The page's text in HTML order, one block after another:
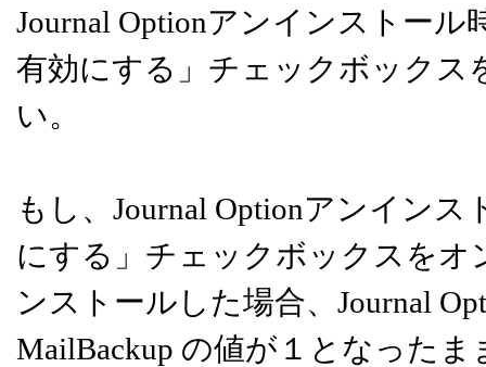
Journal Optionアンインストー
有効にする」チェックボック
い。
もし、Journal Optionアンイン
にする」チェックボックスをオ
ンストールした場合、Journal
MailBackup の値が１となった